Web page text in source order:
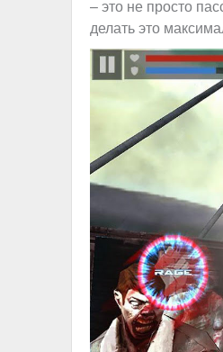
– это не просто
делать это